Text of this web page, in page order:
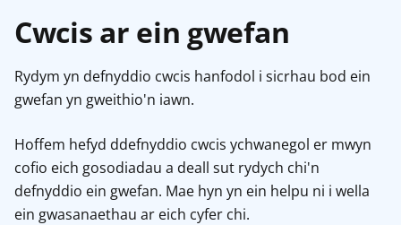
Cwcis ar ein gwefan
Rydym yn defnyddio cwcis hanfodol i sicrhau bod ein
gwefan yn gweithio'n iawn.
Hoffem hefyd ddefnyddio cwcis ychwanegol er mwyn
cofio eich gosodiadau a deall sut rydych chi'n
defnyddio ein gwefan. Mae hyn yn ein helpu ni i wella
ein gwasanaethau ar eich cyfer chi.